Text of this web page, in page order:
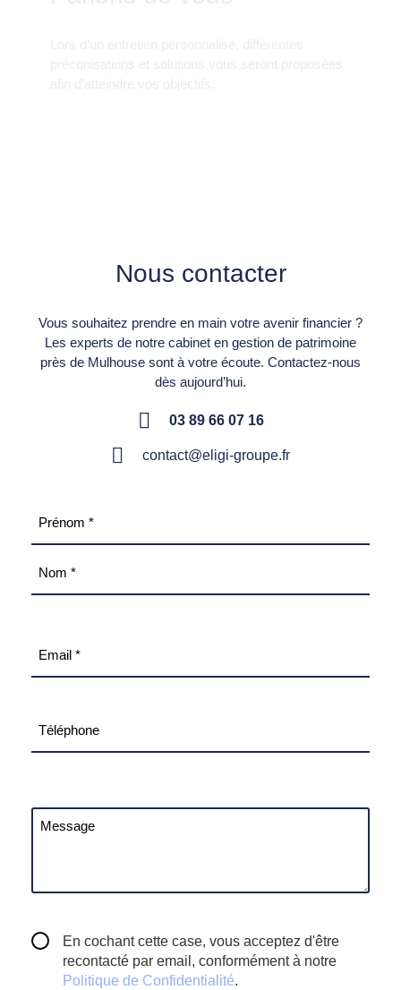
Lors d’un entretien personnalisé, différentes
préconisations et solutions vous seront proposées
afin d’atteindre vos objectifs.
Nous contacter
Vous souhaitez prendre en main votre avenir financier ?
Les experts de notre cabinet en gestion de patrimoine
près de Mulhouse sont à votre écoute. Contactez-nous
dès aujourd’hui.
03 89 66 07 16
contact@eligi-groupe.fr
mail
RGPDEn cochant cette case, vous acceptez d'être
recontacté par email, conformément à notre
Politique de Confidentialité.